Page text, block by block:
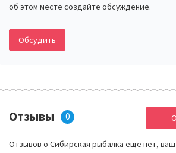
об этом месте создайте обсуждение.
Обсудить
Отзывы 0
Отзывов о Сибирская рыбалка ещё нет,